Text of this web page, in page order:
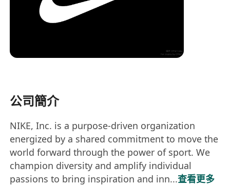
公司簡介
NIKE, Inc. is a purpose-driven organization
energized by a shared commitment to move the
world forward through the power of sport. We
champion diversity and amplify individual
passions to bring inspiration and inn...查看更多